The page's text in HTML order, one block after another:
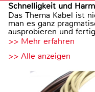
Schnelligkeit und
Das Thema Kabel ist
man es ganz
ausprobieren und
>> Mehr erfahren
>> Alle anzeigen